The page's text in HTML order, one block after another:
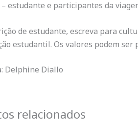
– estudante e participantes da
de estudante, escreva para
estudantil. Os valores podem ser
Delphine Diallo
relacionados